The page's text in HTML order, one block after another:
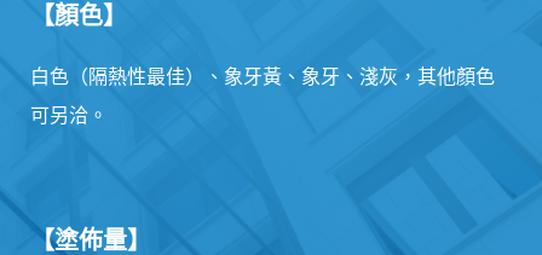
【顏色】
白色（隔熱性最佳）、象牙黃、象牙、淺灰，其他顏色
可另洽。
【塗佈量】